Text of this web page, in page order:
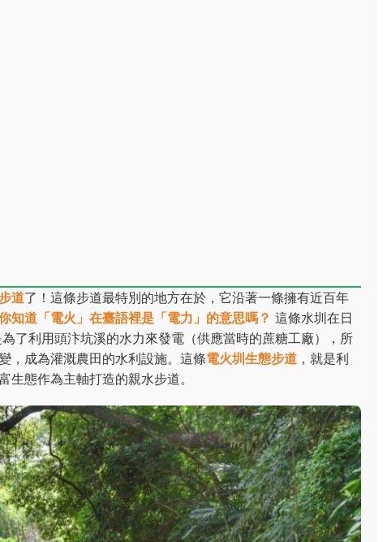
道了！這條步道最特別的地方在於，它沿著一條擁有近百年
知道「電火」在臺語裡是「電力」的意思嗎？ 這條水圳在日
了利用頭汴坑溪的水力來發電（供應當時的蔗糖工廠），所
，成為灌溉農田的水利設施。這條電火圳生態步道 ，就是利
生態作為主軸打造的親水步道。